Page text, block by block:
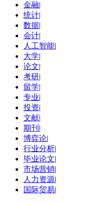
金融|
统计|
数据|
会计|
人工智能|
大学|
论文|
考研|
留学|
专业|
投资|
文献|
期刊 |
博弈论|
行业分析|
毕业论文|
市场营销|
人力资源|
国际贸易|